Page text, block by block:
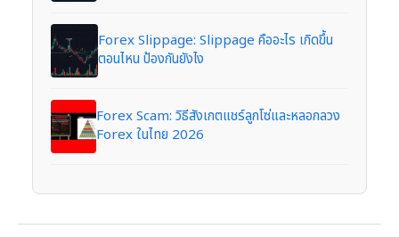
Forex Slippage: Slippage คืออะไร เกิดขึ้น
ตอนไหน ป้องกันยังไง
Forex Scam: วิธีสังเกตแชร์ลูกโซ่และหลอกลวง
Forex ในไทย 2026